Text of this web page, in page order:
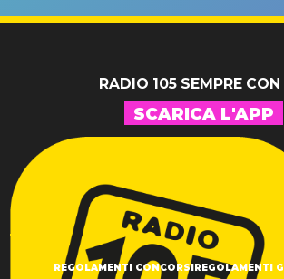
RADIO 105 SEMPRE CON
SCARICA L'APP
REGOLAMENTI CONCORSIREGOLAMENTI